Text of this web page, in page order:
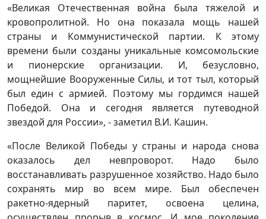
«Великая Отечественная война была тяжелой и
кровопролитной. Но она показала мощь нашей
страны и Коммунистической партии. К этому
времени были созданы уникальные комсомольские
и пионерские организации. И, безусловно,
мощнейшие Вооруженные Силы, и тот тыл, который
был един с армией. Поэтому мы гордимся нашей
Победой. Она и сегодня является путеводной
звездой для России», - заметил В.И. Кашин.
«После Великой Победы у страны и народа снова
оказалось дел невпроворот. Надо было
восстанавливать разрушенное хозяйство. Надо было
сохранять мир во всем мире. Был обеспечен
ракетно-ядерный паритет, освоена целина,